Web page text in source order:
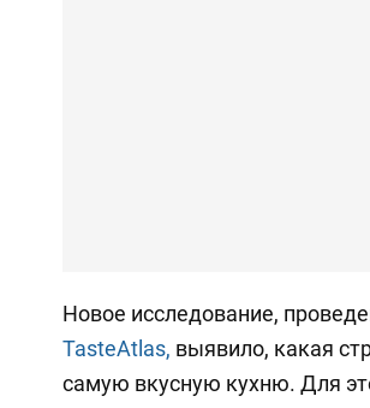
Новое исследование,
TasteAtlas, выявило, какая
самую вкусную кухню. Для